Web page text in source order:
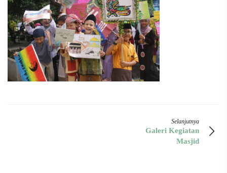
Selanjutnya
Galeri Kegiatan
Masjid